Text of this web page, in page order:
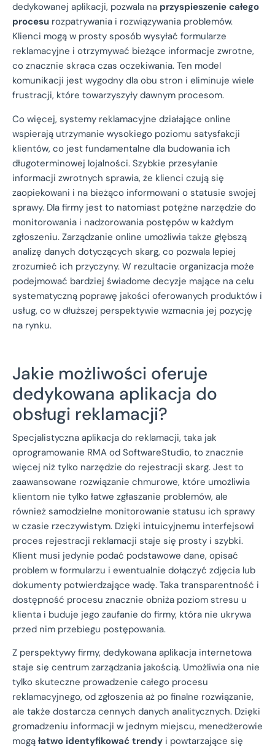
dedykowanej aplikacji, pozwala na przyspieszenie całego
procesu rozpatrywania i rozwiązywania problemów.
Klienci mogą w prosty sposób wysyłać formularze
reklamacyjne i otrzymywać bieżące informacje zwrotne,
co znacznie skraca czas oczekiwania. Ten model
komunikacji jest wygodny dla obu stron i eliminuje wiele
frustracji, które towarzyszyły dawnym procesom.
Co więcej, systemy reklamacyjne działające online
wspierają utrzymanie wysokiego poziomu satysfakcji
klientów, co jest fundamentalne dla budowania ich
długoterminowej lojalności. Szybkie przesyłanie
informacji zwrotnych sprawia, że klienci czują się
zaopiekowani i na bieżąco informowani o statusie swojej
sprawy. Dla firmy jest to natomiast potężne narzędzie do
monitorowania i nadzorowania postępów w każdym
zgłoszeniu. Zarządzanie online umożliwia także głębszą
analizę danych dotyczących skarg, co pozwala lepiej
zrozumieć ich przyczyny. W rezultacie organizacja może
podejmować bardziej świadome decyzje mające na celu
systematyczną poprawę jakości oferowanych produktów i
usług, co w dłuższej perspektywie wzmacnia jej pozycję
na rynku.
Jakie możliwości oferuje
dedykowana aplikacja do
obsługi reklamacji?
Specjalistyczna aplikacja do reklamacji, taka jak
oprogramowanie RMA od SoftwareStudio, to znacznie
więcej niż tylko narzędzie do rejestracji skarg. Jest to
zaawansowane rozwiązanie chmurowe, które umożliwia
klientom nie tylko łatwe zgłaszanie problemów, ale
również samodzielne monitorowanie statusu ich sprawy
w czasie rzeczywistym. Dzięki intuicyjnemu interfejsowi
proces rejestracji reklamacji staje się prosty i szybki.
Klient musi jedynie podać podstawowe dane, opisać
problem w formularzu i ewentualnie dołączyć zdjęcia lub
dokumenty potwierdzające wadę. Taka transparentność i
dostępność procesu znacznie obniża poziom stresu u
klienta i buduje jego zaufanie do firmy, która nie ukrywa
przed nim przebiegu postępowania.
Z perspektywy firmy, dedykowana aplikacja internetowa
staje się centrum zarządzania jakością. Umożliwia ona nie
tylko skuteczne prowadzenie całego procesu
reklamacyjnego, od zgłoszenia aż po finalne rozwiązanie,
ale także dostarcza cennych danych analitycznych. Dzięki
gromadzeniu informacji w jednym miejscu, menedżerowie
mogą łatwo identyfikować trendy i powtarzające się